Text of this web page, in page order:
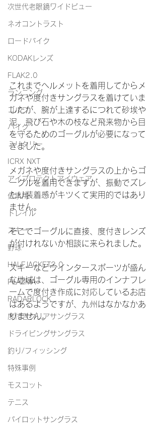
次世代老眼鏡ワイドビュー
ネオコントラスト
ロードバイク
KODAKレンズ
FLAK2.0
ランニング
ゴルフ
バイク
ミリタリー
ICRX NXT
アイプロテクトアイウェア
仕事用
トレイル
スキー
野球
HALFJACKET2.0
PLAZMA
RADARLOCK
度付きクリアサングラス
ドライビングサングラス
釣り/フィッシング
特殊事例
モスコット
テニス
パイロットサングラス
これまでヘルメットを着用してからメ
ガネや度付きサングラスを着けていま
したが、腕が上達するにつれて砂埃や
泥、飛び石や木の枝など飛来物から目
を守るためのゴーグルが必要になって
きました。
メガネや度付きサングラスの上からゴ
ーグルを着用できますが、振動でズレ
たり装着感がキツくて実用的ではあり
ません。
そこでゴーグルに直接、度付きレンズ
が付けれないか相談に来られました。
スキーなどウインタースポーツが盛ん
な地域は、ゴーグル専用のインナフレ
ームで度付き作成に対応しているお店
はあるようですが、九州はなかなかあ
りません。